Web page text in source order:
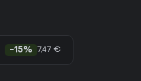
-15% 7,47 €